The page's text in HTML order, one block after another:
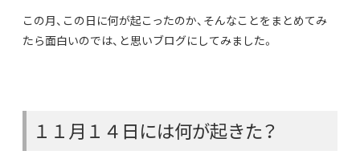
この月、この日に何が起こったのか、そんなことをまとめてみ
たら面白いのでは、と思いブログにしてみました。
１１月１４日には何が起きた？